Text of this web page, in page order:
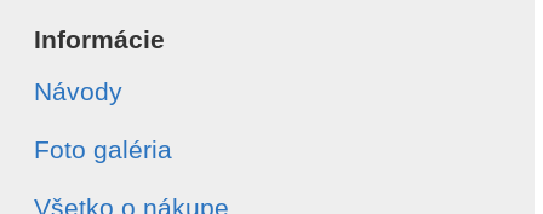
Informácie
Návody
Foto galéria
Všetko o nákupe